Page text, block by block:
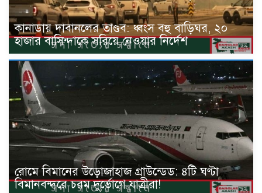
কানাডায় দাবানলের তাণ্ডব: ধ্বংস বহু বাড়িঘর, ২০
হাজার বাসিন্দাকে সরিয়ে নেওয়ার নির্দেশ
রোমে বিমানের উড়োজাহাজ গ্রাউন্ডেড: ৪টি ঘণ্টা
বিমানবন্দরে চরম দুর্ভোগে যাত্রীরা!